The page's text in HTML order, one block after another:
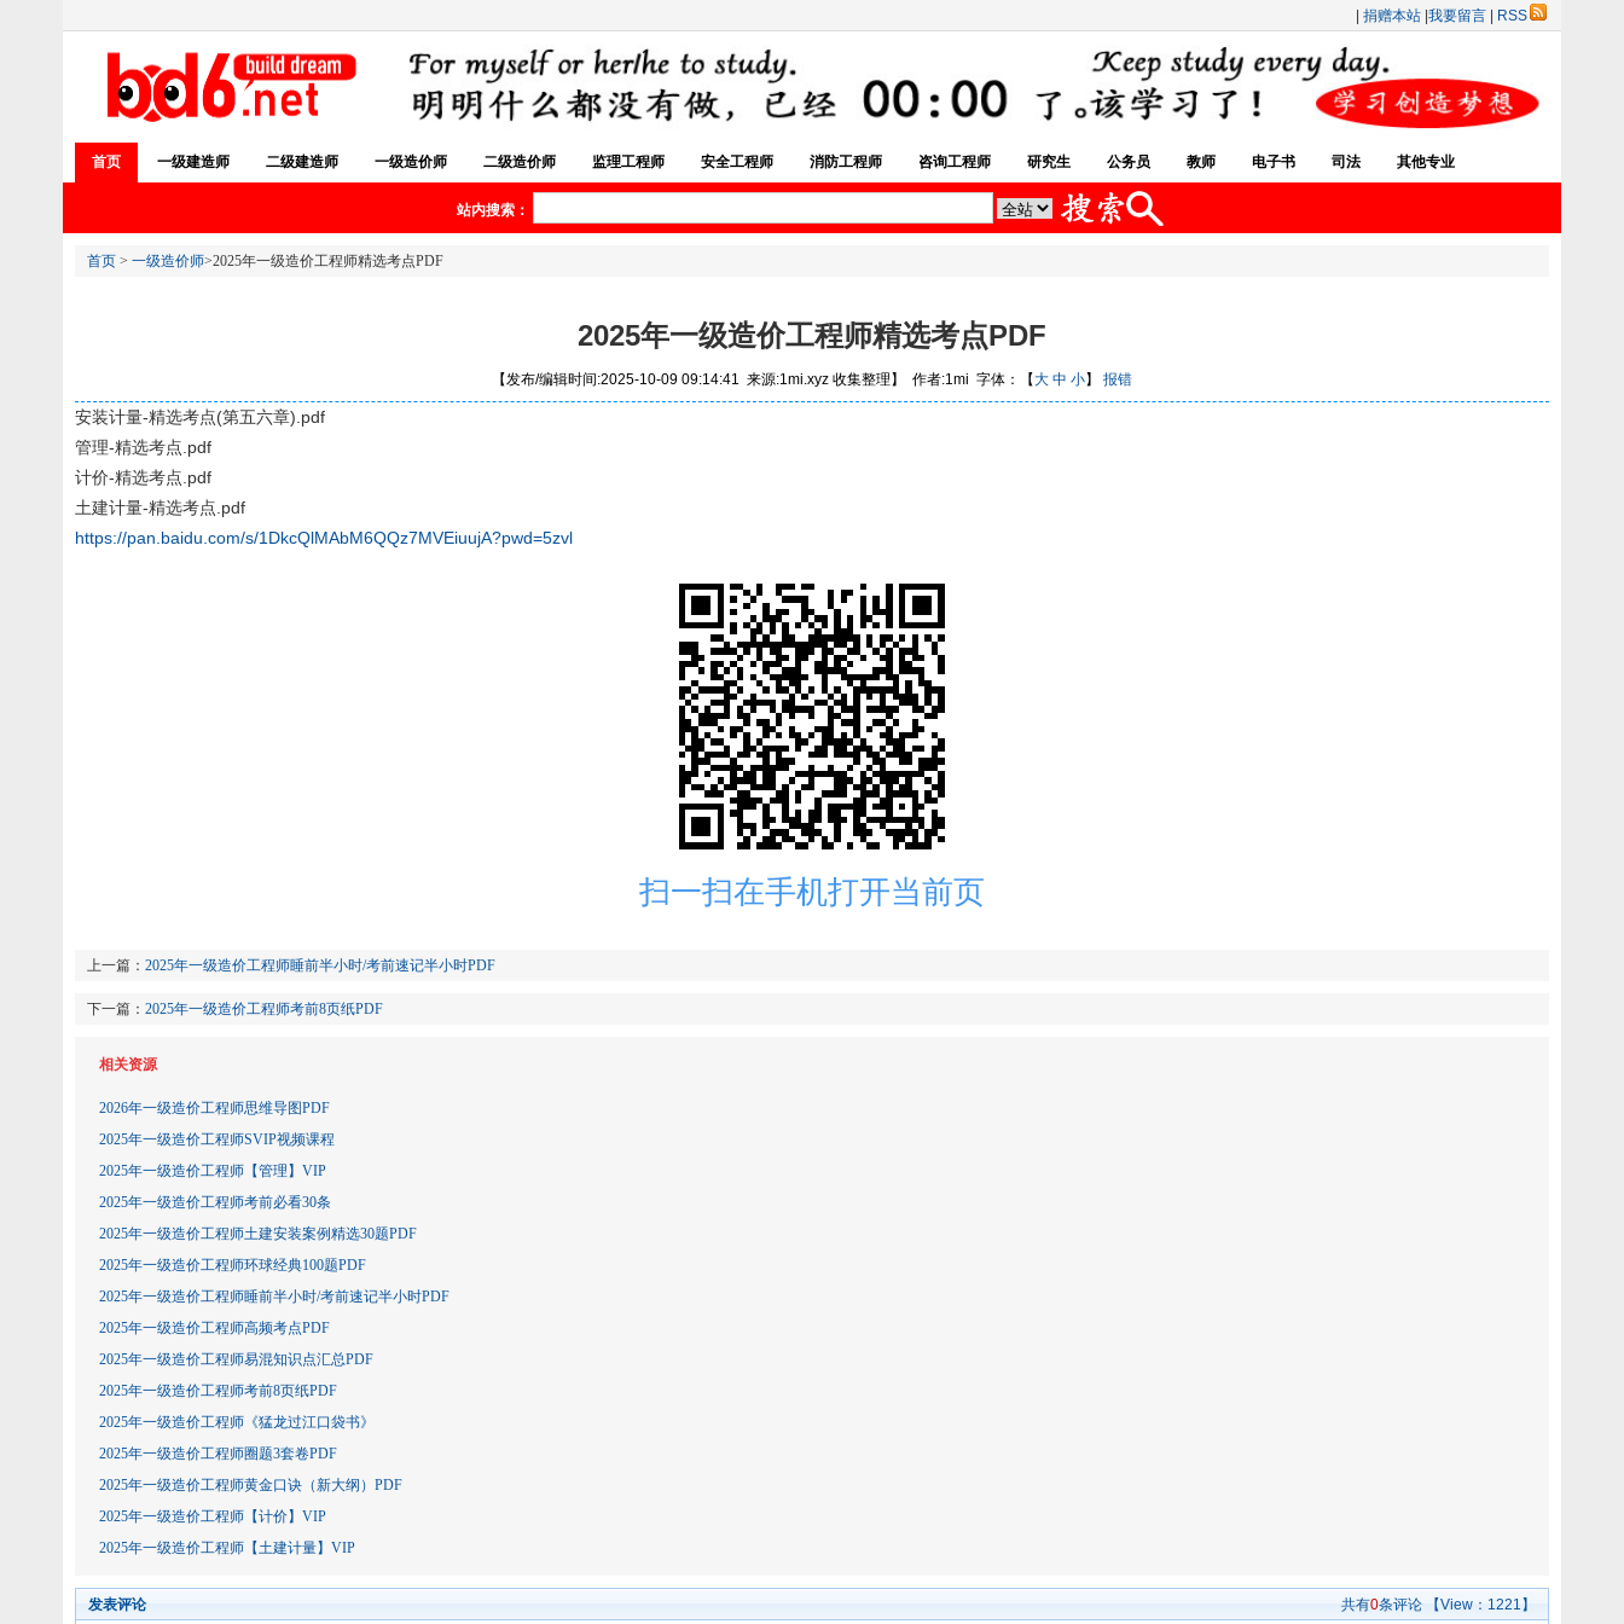
捐赠本站 我要留言 RSS
首页 一级建造师 二级建造师 一级造价师 二级造价师 监理工程师 安全工程师 消防工程师 咨询工程师 研究生 公务员 教师 电子书 司法 其他专业
站内搜索：
首页 > 一级造价师>2025年一级造价工程师精选考点PDF
2025年一级造价工程师精选考点PDF
【发布/编辑时间:2025-10-09 09:14:41 来源:1mi.xyz 收集整理】 作者:1mi 字体：【大 中 小】 报错
安装计量-精选考点(第五六章).pdf
管理-精选考点.pdf
计价-精选考点.pdf
土建计量-精选考点.pdf
https://pan.baidu.com/s/1DkcQlMAbM6QQz7MVEiuujA?pwd=5zvl
扫一扫在手机打开当前页
上一篇： 2025年一级造价工程师睡前半小时/考前速记半小时PDF
下一篇： 2025年一级造价工程师考前8页纸PDF
相关资源
2026年一级造价工程师思维导图PDF
2025年一级造价工程师SVIP视频课程
2025年一级造价工程师【管理】VIP
2025年一级造价工程师考前必看30条
2025年一级造价工程师土建安装案例精选30题PDF
2025年一级造价工程师环球经典100题PDF
2025年一级造价工程师睡前半小时/考前速记半小时PDF
2025年一级造价工程师高频考点PDF
2025年一级造价工程师易混知识点汇总PDF
2025年一级造价工程师考前8页纸PDF
2025年一级造价工程师《猛龙过江口袋书》
2025年一级造价工程师圈题3套卷PDF
2025年一级造价工程师黄金口诀（新大纲）PDF
2025年一级造价工程师【计价】VIP
2025年一级造价工程师【土建计量】VIP
发表评论 共有0条评论 【View： 1221】